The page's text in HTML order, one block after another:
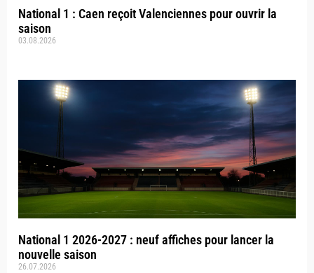
National 1 : Caen reçoit Valenciennes pour ouvrir la
saison
03.08.2026
National 1 2026-2027 : neuf affiches pour lancer la
nouvelle saison
26.07.2026